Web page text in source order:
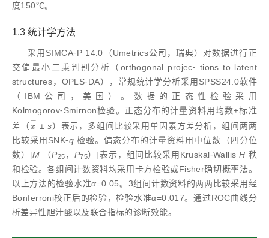
度150℃。
1.3 统计学方法
采用SIMCA⁃P 14.0（Umetrics公司，瑞典）对数据进行正
交偏最小二乘判别分析（orthogonal projec⁃ tions to latent
structures，OPLS⁃DA），常规统计学分析采用SPSS24.0软件
（IBM公司，美国）。数据的正态性检验采用
Kolmogorov⁃Smirnon检验。正态分布的计量资料用均数±标准
差（ x
−
x- ± s）表示，多组间比较采用单因素方差分析，组间两两
比较采用SNK⁃q 检验。偏态分布的计量资料用中位数（四分位
数）[M （P25 ， P75）]表示，组间比较采用Kruskal⁃WallisH 秩
和检验。各组间计数资料均采用卡方检验或Fisher确切概率法。
以上方法的检验水准α=0.05。3组间计数资料的两两比较采用经
Bonferroni校正后的检验，检验水准α=0.017。通过ROC曲线分
析差异性胆汁酸以及联合指标的诊断效能。